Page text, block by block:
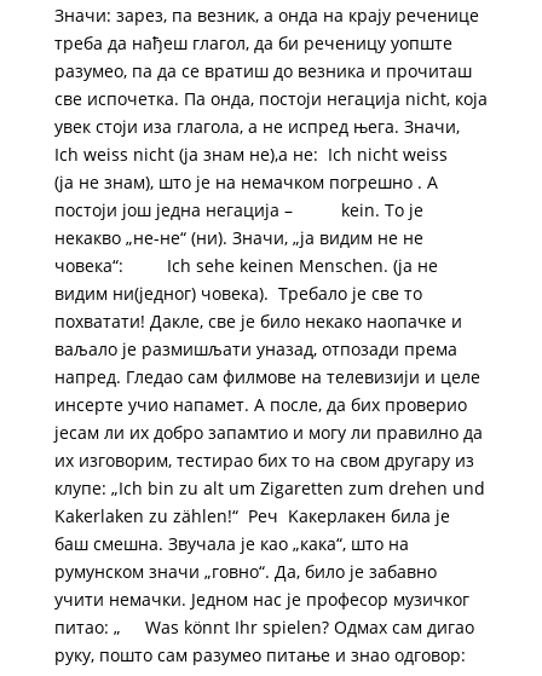
Значи: зарез, па везник, а онда на крају реченице
треба да нађеш глагол, да би реченицу уопште
разумео, па да се вратиш до везника и прочиташ
све испочетка. Па онда, постоји негација nicht, која
увек стоји иза глагола, а не испред њега. Значи,
Ich weiss nicht (ја знам не),​а не: Ich nicht weiss
(ја не знам), што је на немачком погрешно . А
постоји још једна негација – kein. То је
некакво „не-не“ (ни). Значи, „ја видим не не
човека“: Ich sehe keinen Menschen. (ја не
видим ни(једног) човека). Требало је све то
похватати! Дакле, све је било некако наопачке и
ваљало је размишљати уназад, отпозади према
напред. Гледао сам филмове на телевизији и целе
инсерте учио напамет. А после, да бих проверио
јесам ли их добро запамтио и могу ли правилно да
их изговорим, тестирао бих то на свом другару из
клупе: „Ich bin zu alt um Zigaretten zum drehen und
Kakerlaken zu zählen!“ Реч Kакерлакен била је
баш смешна. Звучала је као „кака“, што на
румунском значи „говно“. Да, било је забавно
учити немачки. Једном нас је професор музичког
питао: „ Was könnt Ihr spielen? Одмах сам дигао
руку, пошто сам разумео питање и знао одговор: